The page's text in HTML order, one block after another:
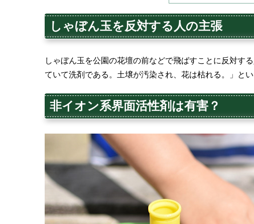
しゃぼん玉を反対する人の主張
しゃぼん玉を公園の花壇の前などで飛ばすことに反対す
ていて洗剤である。土壌が汚染され、花は枯れる。」とい
非イオン系界面活性剤は有害？